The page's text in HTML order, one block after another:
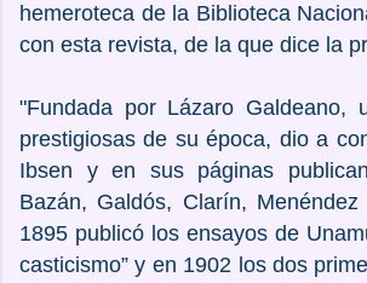
hemeroteca de la Biblioteca
con esta revista, de la que dice la
"Fundada por Lázaro Galdeano,
prestigiosas de su época, dio a
Ibsen y en sus páginas
Bazán, Galdós, Clarín,
1895 publicó los ensayos de
casticismo” y en 1902 los dos